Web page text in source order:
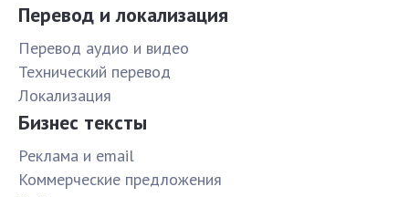
Перевод и локализация
Перевод аудио и видео
Технический перевод
Локализация
Бизнес тексты
Реклама и email
Коммерческие предложения